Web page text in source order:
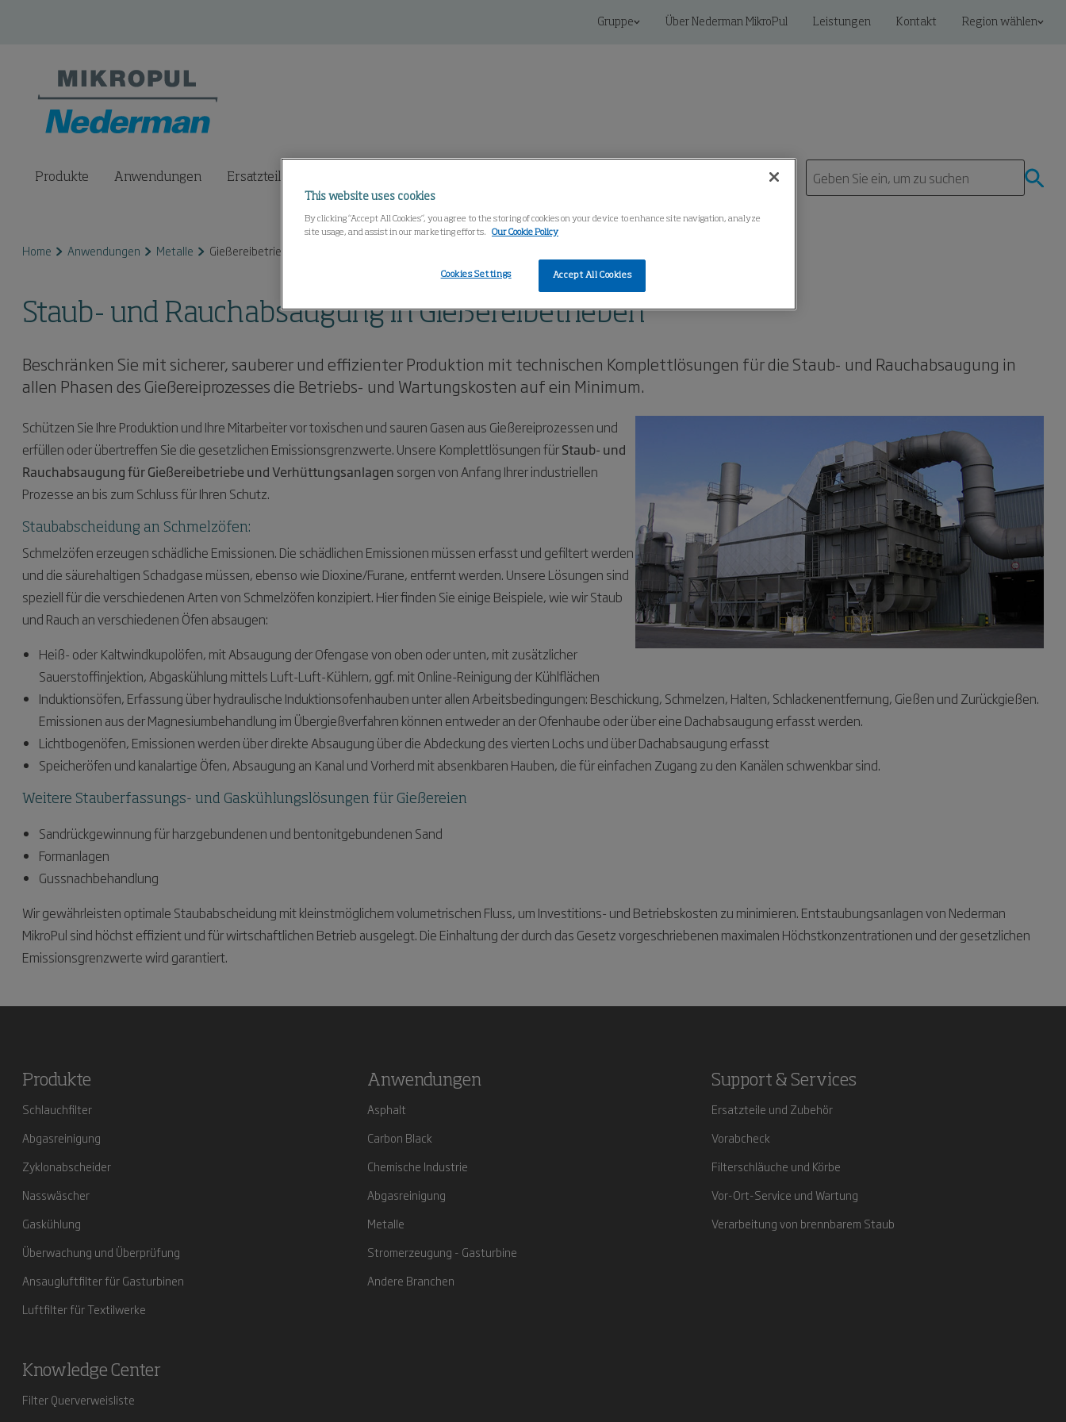
Gruppe Über Nederman MikroPul Leistungen Kontakt Region wählen
Produkte Anwendungen Ersatzteile & Services
Home Anwendungen Metalle Gießereibetriebe
Staub- und Rauchabsaugung in Gießereibetrieben
Beschränken Sie mit sicherer, sauberer und effizienter Produktion mit technischen Komplettlösungen für die Staub- und Rauchabsaugung in
allen Phasen des Gießereiprozesses die Betriebs- und Wartungskosten auf ein Minimum.
Schützen Sie Ihre Produktion und Ihre Mitarbeiter vor toxischen und sauren Gasen aus Gießereiprozessen und
erfüllen oder übertreffen Sie die gesetzlichen Emissionsgrenzwerte. Unsere Komplettlösungen fürStaub- und
Rauchabsaugung für Gießereibetriebe und Verhüttungsanlagen sorgen von Anfang Ihrer industriellen
Prozesse an bis zum Schluss für Ihren Schutz.
Staubabscheidung an Schmelzöfen:
Schmelzöfen erzeugen schädliche Emissionen. Die schädlichen Emissionen müssen erfasst und gefiltert werden
und die säurehaltigen Schadgase müssen, ebenso wie Dioxine/Furane, entfernt werden. Unsere Lösungen sind
speziell für die verschiedenen Arten von Schmelzöfen konzipiert. Hier finden Sie einige Beispiele, wie wir Staub
und Rauch an verschiedenen Öfen absaugen:
Heiß- oder Kaltwindkupolöfen, mit Absaugung der Ofengase von oben oder unten, mit zusätzlicher
Sauerstoffinjektion, Abgaskühlung mittels Luft-Luft-Kühlern, ggf. mit Online-Reinigung der Kühlflächen
Induktionsöfen, Erfassung über hydraulische Induktionsofenhauben unter allen Arbeitsbedingungen: Beschickung, Schmelzen, Halten, Schlackenentfernung, Gießen und Zurückgießen.
Emissionen aus der Magnesiumbehandlung im Übergießverfahren können entweder an der Ofenhaube oder über eine Dachabsaugung erfasst werden.
Lichtbogenöfen, Emissionen werden über direkte Absaugung über die Abdeckung des vierten Lochs und über Dachabsaugung erfasst
Speicheröfen und kanalartige Öfen, Absaugung an Kanal und Vorherd mit absenkbaren Hauben, die für einfachen Zugang zu den Kanälen schwenkbar sind.
Weitere Stauberfassungs- und Gaskühlungslösungen für Gießereien
Sandrückgewinnung für harzgebundenen und bentonitgebundenen Sand
Formanlagen
Gussnachbehandlung
Wir gewährleisten optimale Staubabscheidung mit kleinstmöglichem volumetrischen Fluss, um Investitions- und Betriebskosten zu minimieren. Entstaubungsanlagen von Nederman
MikroPul sind höchst effizient und für wirtschaftlichen Betrieb ausgelegt. Die Einhaltung der durch das Gesetz vorgeschriebenen maximalen Höchstkonzentrationen und der gesetzlichen
Emissionsgrenzwerte wird garantiert.
Produkte
Schlauchfilter
Abgasreinigung
Zyklonabscheider
Nasswäscher
Gaskühlung
Überwachung und Überprüfung
Ansaugluftfilter für Gasturbinen
Luftfilter für Textilwerke
Anwendungen
Asphalt
Carbon Black
Chemische Industrie
Abgasreinigung
Metalle
Stromerzeugung - Gasturbine
Andere Branchen
Support & Services
Ersatzteile und Zubehör
Vorabcheck
Filterschläuche und Körbe
Vor-Ort-Service und Wartung
Verarbeitung von brennbarem Staub
Knowledge Center
Filter Querverweisliste
This website uses cookies
By clicking “Accept All Cookies”, you agree to the storing of cookies on your device to enhance site navigation, analyze
site usage, and assist in our marketing efforts.
Our Cookie Policy
Accept All Cookies
Cookies Settings